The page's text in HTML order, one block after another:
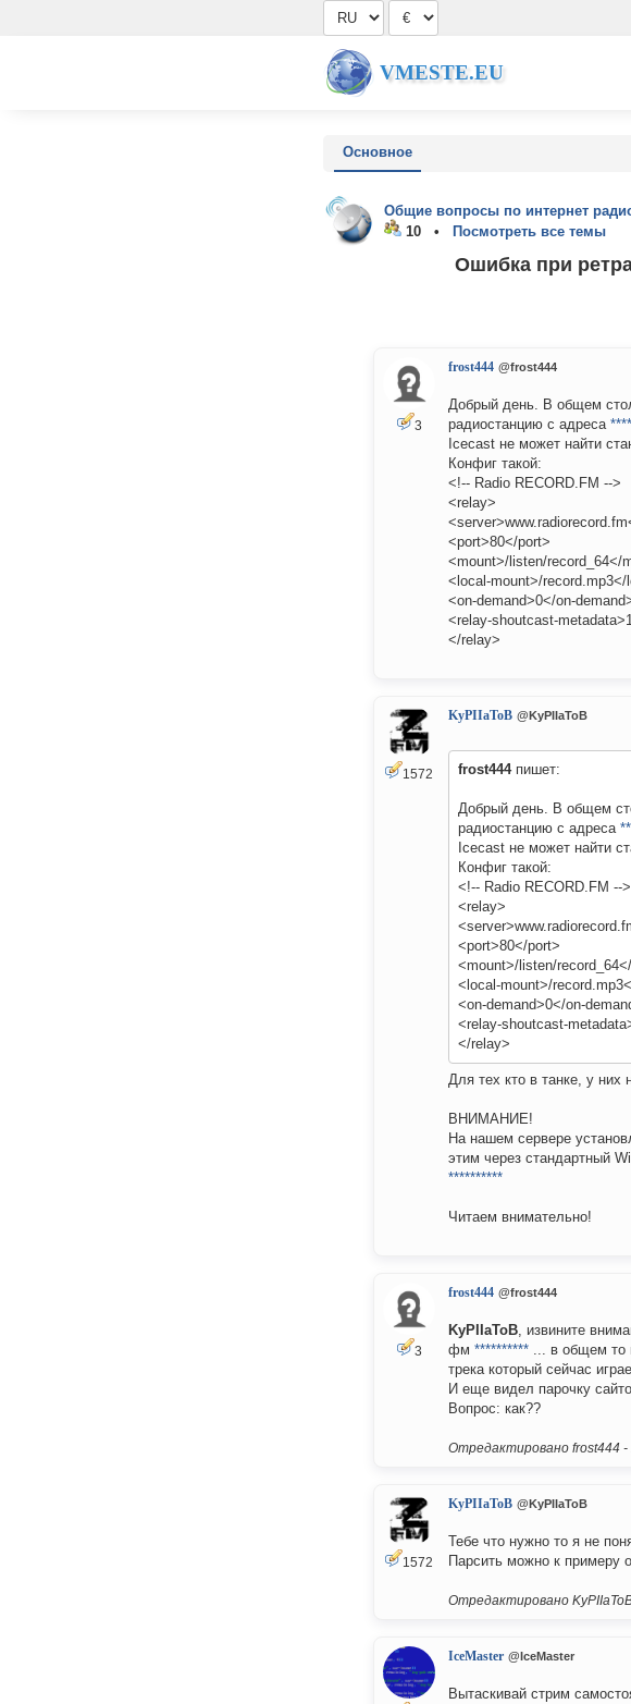
VMESTE.EU
Основное
Общие вопросы по интернет
10 •
Посмотреть все темы
Ошибка при
3
frost444 @frost444
Добрый день. В общем
радиостанцию с адреса
Icecast не может найти
Конфиг такой:
<!-- Radio RECORD.FM -->
<relay>
<port>80</port>
<mount>/listen/record_64</
<local-mount>/record.mp3</
<on-demand>0</on-
<relay-shoutcast-
</relay>
1572
KyPIIaToB @KyPIIaToB
frost444пишет:
Добрый день. В общем
радиостанцию с адреса
Icecast не может найти
Конфиг такой:
<!-- Radio RECORD.FM -->
<relay>
<port>80</port>
<mount>/listen/
<local-mount>/
<on-demand>0</on-
<relay-shoutcast-
</relay>
Для тех кто в танке, у них
ВНИМАНИЕ!
На нашем сервере
этим через стандартный
**********
Читаем внимательно!
3
frost444 @frost444
KyPIIaToB, извините
фм ********** ... в общем то
трека который сейчас
И еще видел парочку
Вопрос: как??
Отредактировано frost444 -
1572
KyPIIaToB @KyPIIaToB
Тебе что нужно то я не
Парсить можно к примеру
Отредактировано
IceMaster @IceMaster
Вытаскивай стрим